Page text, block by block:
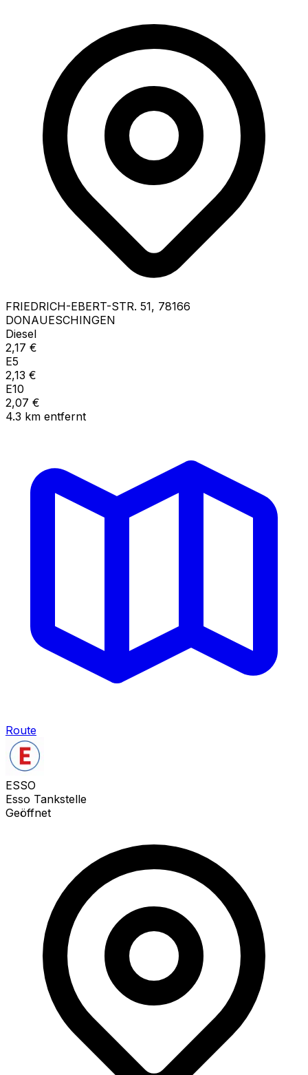
FRIEDRICH-EBERT-STR. 51, 78166
DONAUESCHINGEN
Diesel
2,17 €
E5
2,13 €
E10
2,07 €
4.3 km entfernt
Route
ESSO
Esso Tankstelle
Geöffnet